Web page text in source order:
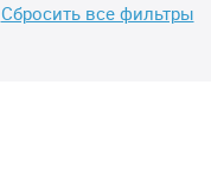
Сбросить все фильтры